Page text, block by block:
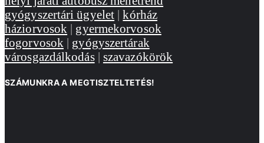
gyógyszertári ügyelet |kórház
háziorvosok | gyermekorvosok
fogorvosok | gyógyszertárak
városgazdálkodás| szavazókörök
SZÁMUNKRA A MEGTISZTELTETÉS!